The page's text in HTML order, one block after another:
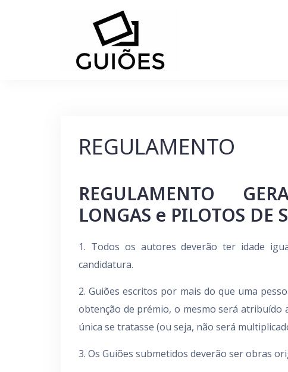
REGULAMENTO
REGULAMENTO
LONGAS e PILOTOS DE
1. Todos os autores deverão ter idade
candidatura.
2. Guiões escritos por mais do que uma
obtenção de prémio, o mesmo será atribuído
única se tratasse (ou seja, não será
3. Os Guiões submetidos deverão ser obras